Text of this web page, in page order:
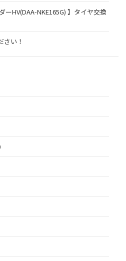
ーHV(DAA-NKE165G) 】タイヤ交換
さい！